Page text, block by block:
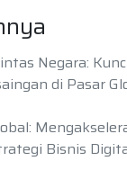
Negara:
di Pasar
Bisnis